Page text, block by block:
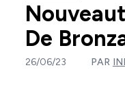
De
26/06/23 PAR